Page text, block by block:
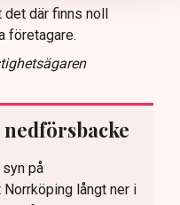
där finns noll
företagare.
på
långt ner i